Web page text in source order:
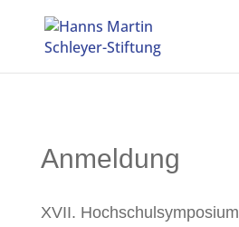
Anmeldung
XVII. Hochschulsymposium